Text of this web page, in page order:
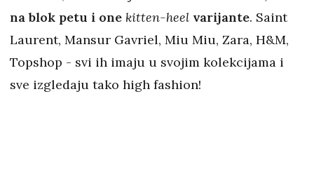
na blok petu i one kitten-heel varijante. Saint
Laurent, Mansur Gavriel, Miu Miu, Zara, H&M,
Topshop - svi ih imaju u svojim kolekcijama i
sve izgledaju tako high fashion!